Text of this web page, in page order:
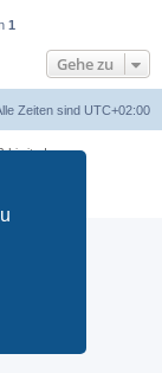
1
Gehe zu
Zeiten sind UTC+02:00
Limited